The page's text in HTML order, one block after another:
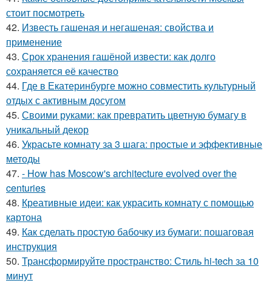
стоит посмотреть
42. Известь гашеная и негашеная: свойства и
применение
43. Срок хранения гашёной извести: как долго
сохраняется её качество
44. Где в Екатеринбурге можно совместить культурный
отдых с активным досугом
45. Своими руками: как превратить цветную бумагу в
уникальный декор
46. Украсьте комнату за 3 шага: простые и эффективные
методы
47. - How has Moscow's architecture evolved over the
centuries
48. Креативные идеи: как украсить комнату с помощью
картона
49. Как сделать простую бабочку из бумаги: пошаговая
инструкция
50. Трансформируйте пространство: Стиль hi-tech за 10
минут